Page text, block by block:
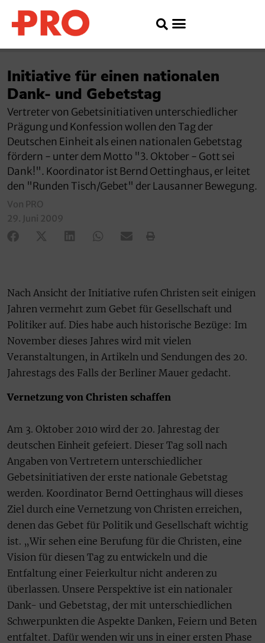
Initiative für einen nationalen
Dank- und Gebetstag
Vertreter von Gebetsinitiativen unterschiedlicher
Prägung und Konfession wollen den Tag der
Deutschen Einheit als einen nationalen Gebetstag
fördern - unter dem Motto "3. Oktober - Gott sei
Dank!". Koordinator ist Bernd Oettinghaus, er leitet
den "Runden Tisch/Gebet" der Lausanner Bewegung.
Von PRO
29. Juni 2009
Nach Ansicht der Initiative rufen Christen seit einigen
Jahren vermehrt zum Gebet für Gesellschaft und
Politiker auf. Dies habe auch historische Bezüge: Im
November dieses Jahres wird mit vielen
Veranstaltungen, in Artikeln und Sendungen des 20.
Jahrestags des Falls der Berliner Mauer gedacht.
Vernetzung von Christen schaffen
Am 3. Oktober 2010 wird der 20. Jahrestag der
deutschen Einheit gefeiert. Dieser Tag soll nach
Angaben von Vertretern unterschiedlicher
Gebetsinitiativen der erste nationale Gebetstag
werden. Koordinator Bernd Oettinghaus will dieses
Ziel durch eine Vernetzung von Christen erreichen,
denen das Gebet für Politik und Gesellschaft wichtig
ist. „Wir sehen eine Berufung für die Christen, eine
Vision für diesen Tag zu entwickeln und die
Entfaltung einer Feierkultur nicht anderen zu
überlassen. Unsere Perspektive ist ein nationaler
Dank- und Gebetstag, der mit unterschiedlichen
Schwerpunkten die Aspekte Danken, Feiern und Beten
entfaltet. Dafür wenden wir uns in einer ersten Phase